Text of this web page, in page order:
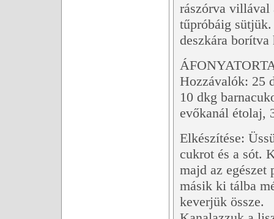
rászórva villával
tűpróbáig
deszkára
Hozzávalók: 25
10 dkg
evőkanál étolaj,
Elkészítése:
cukrot és a sót.
majd az egészet
másik ki tálba
keverjük össze.